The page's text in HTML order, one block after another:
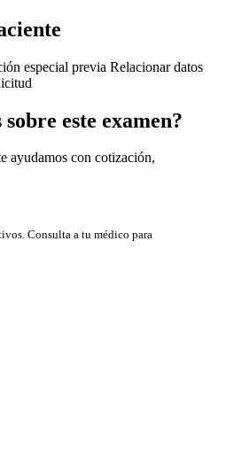
especial previa Relacionar datos
este examen?
ayudamos con cotización,
Consulta a tu médico para